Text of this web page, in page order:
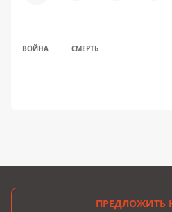
ВОЙНА СМЕРТЬ
ПРЕДЛОЖИТЬ